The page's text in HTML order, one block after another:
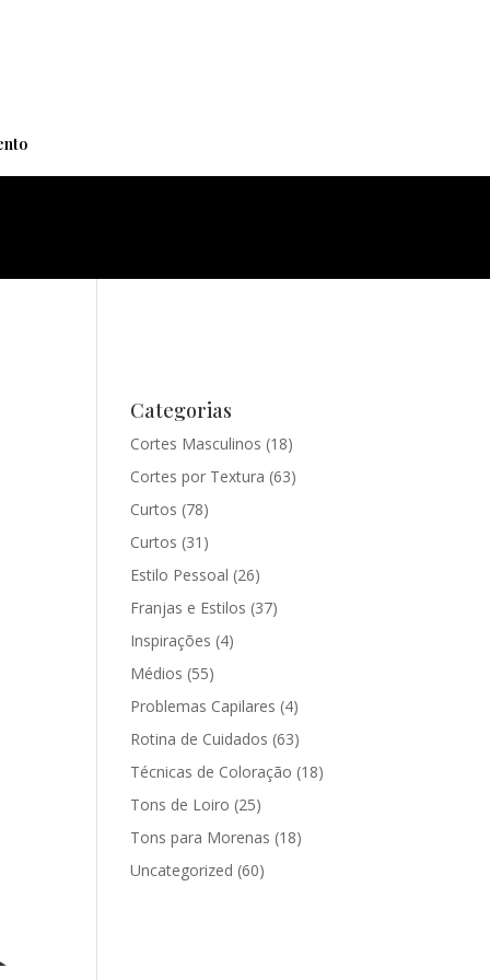
Categorias
Cortes Masculinos (18)
Cortes por Textura (63)
Curtos (78)
Curtos (31)
Estilo Pessoal (26)
Franjas e Estilos (37)
Inspirações (4)
Médios (55)
Problemas Capilares (4)
Rotina de Cuidados (63)
Técnicas de Coloração (18)
Tons de Loiro (25)
Tons para Morenas (18)
Uncategorized (60)